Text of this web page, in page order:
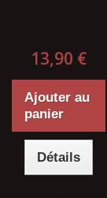
13,90 €
Ajouter au
panier
Détails